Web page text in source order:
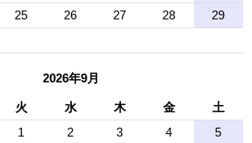
25 26 27 28
29
2026年9月
火 水 木 金
土
1
2 3 4
5